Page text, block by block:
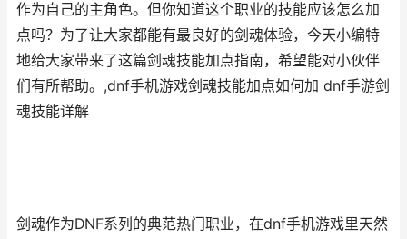
作为自己的主角色。但你知道这个职业的技能应该怎么加
点吗？为了让大家都能有最良好的剑魂体验，今天小编特
地给大家带来了这篇剑魂技能加点指南，希望能对小伙伴
们有所帮助。,dnf手机游戏剑魂技能加点如何加 dnf手游剑
魂技能详解
剑魂作为DNF系列的典范热门职业，在dnf手机游戏里天然